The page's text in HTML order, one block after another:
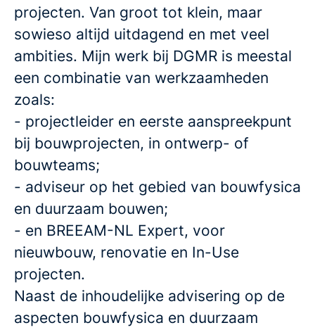
projecten. Van groot tot klein, maar
sowieso altijd uitdagend en met veel
ambities. Mijn werk bij DGMR is meestal
een combinatie van werkzaamheden
zoals:
- projectleider en eerste aanspreekpunt
bij bouwprojecten, in ontwerp- of
bouwteams;
- adviseur op het gebied van bouwfysica
en duurzaam bouwen;
- en BREEAM-NL Expert, voor
nieuwbouw, renovatie en In-Use
projecten.
Naast de inhoudelijke advisering op de
aspecten bouwfysica en duurzaam